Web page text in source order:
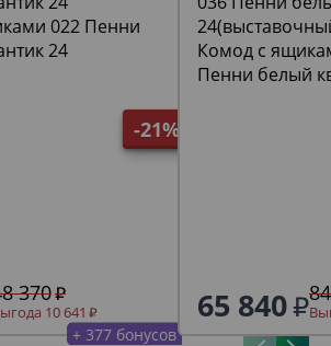
-21%
Пенни
24
370
10 641
+ 377 бонусов
Комод с
Пенни белый
65 840